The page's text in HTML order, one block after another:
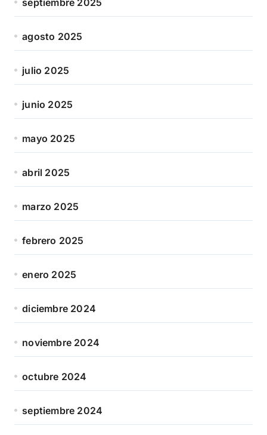
agosto 2025
julio 2025
junio 2025
mayo 2025
abril 2025
marzo 2025
febrero 2025
enero 2025
diciembre 2024
noviembre 2024
octubre 2024
septiembre 2024